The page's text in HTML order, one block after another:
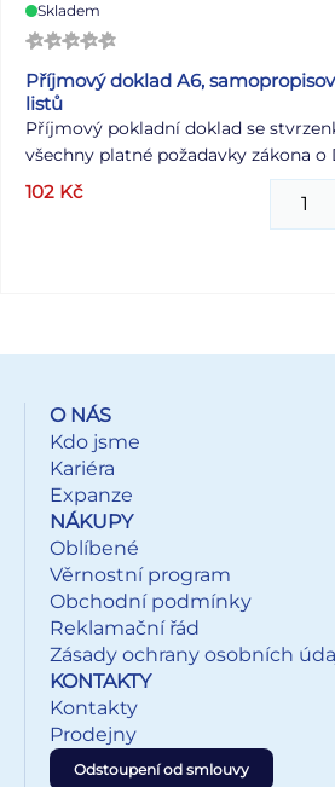
Skladem
Příjmový doklad A6,
listů
Příjmový pokladní doklad se
všechny platné požadavky zákona
podvojné účetnictví
A6 na šířku obsahuje 2 x 50 listů (2
odtržitelných perforací, se
102 Kč
O NÁS
Kdo jsme
Kariéra
Expanze
NÁKUPY
Oblíbené
Věrnostní program
Obchodní podmínky
Reklamační řád
Zásady ochrany osobních
KONTAKTY
Kontakty
Prodejny
Odstoupení od smlouvy